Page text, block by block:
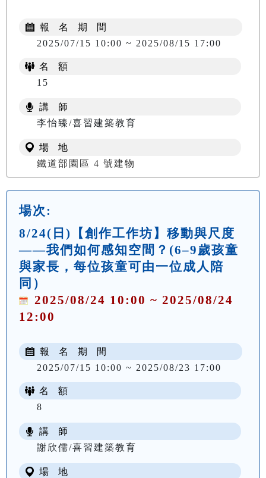
報 名 期 間
2025/07/15 10:00 ~ 2025/08/15 17:00
名 額
15
講 師
李怡臻/喜習建築教育
場 地
鐵道部園區 4 號建物
場次:
8/24(日)【創作工作坊】移動與尺度
——我們如何感知空間？(6–9歲孩童
與家長，每位孩童可由一位成人陪
同）
2025/08/24 10:00 ~ 2025/08/24
12:00
報 名 期 間
2025/07/15 10:00 ~ 2025/08/23 17:00
名 額
8
講 師
謝欣儒/喜習建築教育
場 地